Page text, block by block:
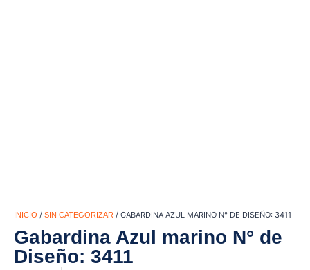
INICIO / SIN CATEGORIZAR / GABARDINA AZUL MARINO N° DE DISEÑO: 3411
Gabardina Azul marino N° de
Diseño: 3411